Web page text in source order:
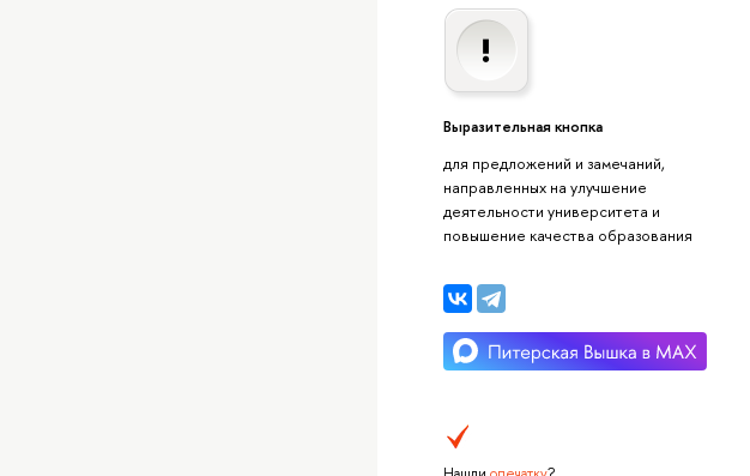
Выразительная кнопка
для предложений и замечаний,
направленных на улучшение
деятельности университета и
повышение качества образования